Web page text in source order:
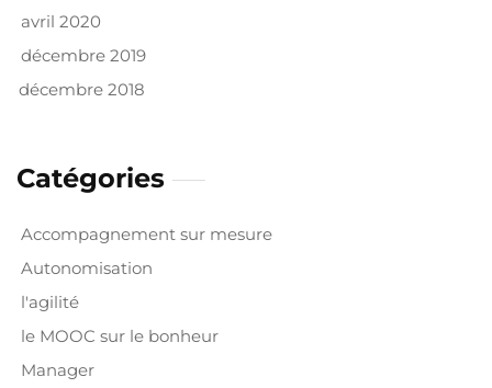
avril 2020
décembre 2019
décembre 2018
Catégories
Accompagnement sur mesure
Autonomisation
l'agilité
le MOOC sur le bonheur
Manager